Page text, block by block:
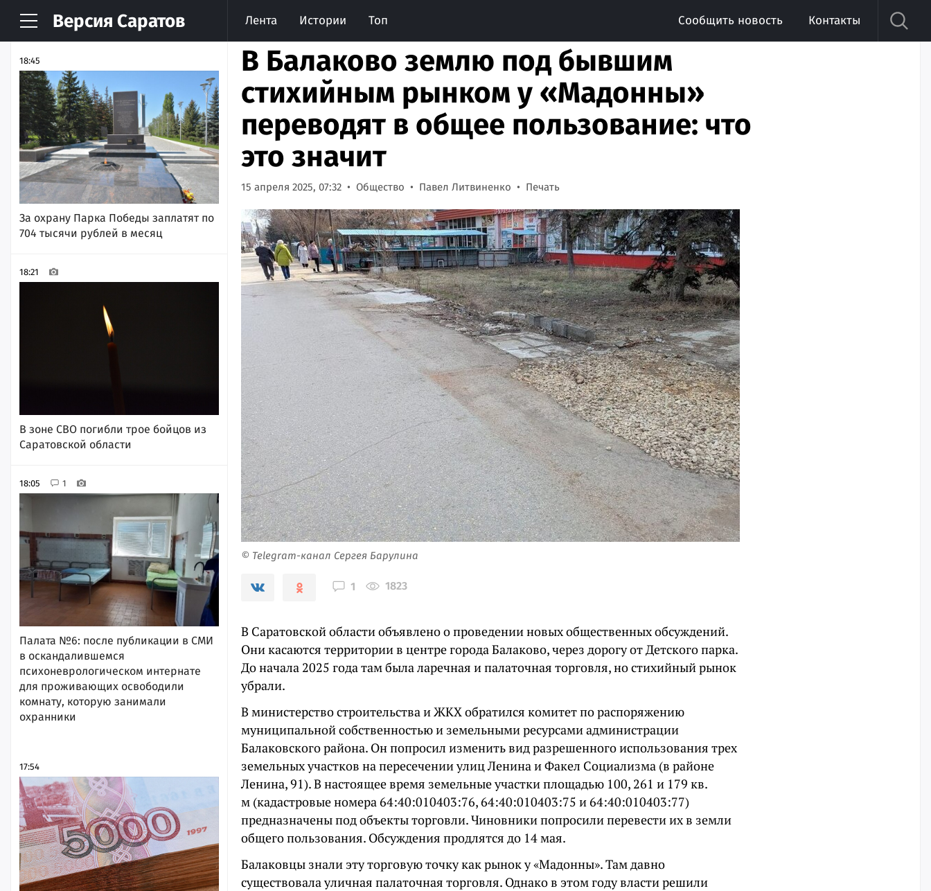
Версия Саратов Лента Истории Топ Сообщить новость Контакты
НОВОСТИ АРХИВ
18:45
За охрану Парка Победы заплатят по
704 тысячи рублей в месяц
18:21
В зоне СВО погибли трое бойцов из
Саратовской области
18:05 1
Палата №6: после публикации в СМИ
в оскандалившемся
психоневрологическом интернате
для проживающих освободили
комнату, которую занимали
охранники
17:54
В Балаково землю под бывшим
стихийным рынком у «Мадонны»
переводят в общее пользование: что
это значит
15 апреля 2025, 07:32 Общество Павел Литвиненко Печать
© Telegram-канал Сергея Барулина
1 1823
В Саратовской области объявлено о проведении новых общественных обсуждений.
Они касаются территории в центре города Балаково, через дорогу от Детского парка.
До начала 2025 года там была ларечная и палаточная торговля, но стихийный рынок
убрали.
В министерство строительства и ЖКХ обратился комитет по распоряжению
муниципальной собственностью и земельными ресурсами администрации
Балаковского района. Он попросил изменить вид разрешенного использования трех
земельных участков на пересечении улиц Ленина и Факел Социализма (в районе
Ленина, 91). В настоящее время земельные участки площадью 100, 261 и 179 кв.
м (кадастровые номера 64:40:010403:76, 64:40:010403:75 и 64:40:010403:77)
предназначены под объекты торговли. Чиновники попросили перевести их в земли
общего пользования. Обсуждения продлятся до 14 мая.
Балаковцы знали эту торговую точку как рынок у «Мадонны». Там давно
существовала уличная палаточная торговля. Однако в этом году власти решили